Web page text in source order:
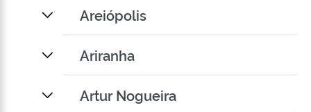
Areiópolis
Ariranha
Artur Nogueira